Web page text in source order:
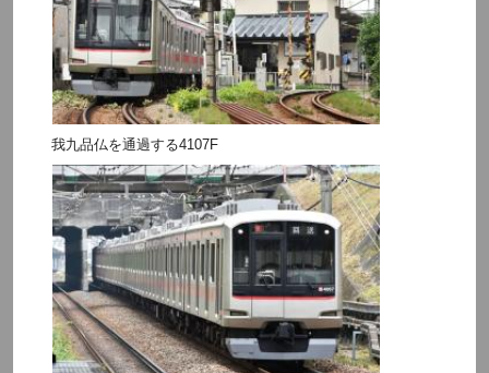
我九品仏を通過する4107F